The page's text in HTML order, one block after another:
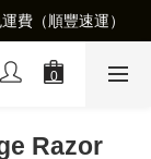
費（順豐速運）
Razor